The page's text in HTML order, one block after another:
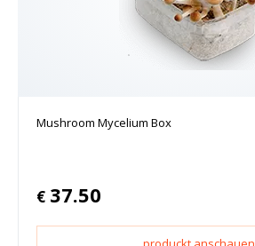
Mushroom Mycelium Box
€ 37.50